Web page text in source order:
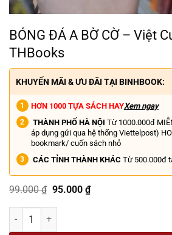
BÓNG ĐÁ A BỜ CỜ – Việt
THBooks
KHUYẾN MÃI & ƯU ĐÃI TẠI BINHBOOK:
HƠN 1000 TỰA SÁCH HAYXem ngay
THÀNH PHỐ HÀ NỘI Từ 1000.000đ
áp dụng gửi qua hệ thống Viettelpost)
bookmark/ cuốn sách nhỏ
CÁC TỈNH THÀNH KHÁC Từ 500.000đ
99.000₫ Giá
là:
99.000 ₫.
95.000 ₫Giá
hiện
BÓNG ĐÁ A BỜ CỜ - Việt Cường –